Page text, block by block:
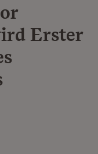
Erster